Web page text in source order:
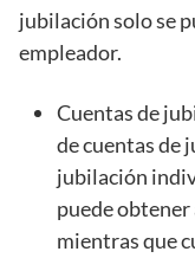
jubilación solo se
empleador.
Cuentas de
de cuentas de
jubilación
puede obtener
mientras que